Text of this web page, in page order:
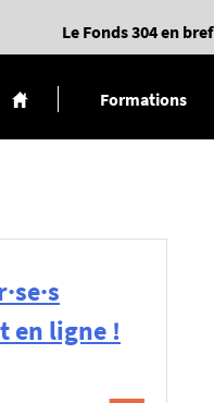
Le Fonds 304 en bref
Formations
en ligne !